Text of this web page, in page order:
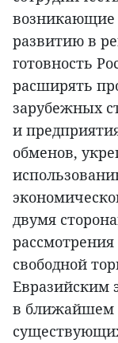
возникающие
развитию в
готовность
расширять
зарубежных
и
обменов,
двумя
свободной
Евразийским
в ближайшем